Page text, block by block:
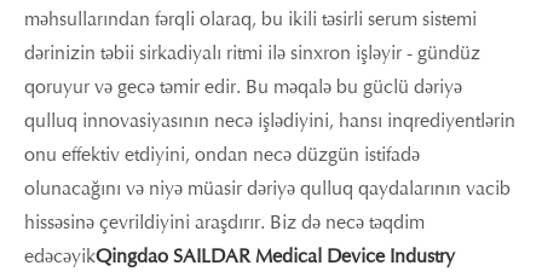
məhsullarından fərqli olaraq, bu ikili təsirli serum sistemi
dərinizin təbii sirkadiyalı ritmi ilə sinxron işləyir - gündüz
qoruyur və gecə təmir edir. Bu məqalə bu güclü dəriyə
qulluq innovasiyasının necə işlədiyini, hansı inqrediyentlərin
onu effektiv etdiyini, ondan necə düzgün istifadə
olunacağını və niyə müasir dəriyə qulluq qaydalarının vacib
hissəsinə çevrildiyini araşdırır. Biz də necə təqdim
edəcəyikQingdao SAILDAR Medical Device Industry